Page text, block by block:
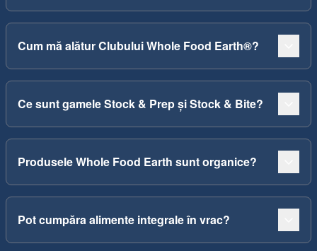
Cum mă alătur Clubului Whole Food Earth®?
Ce sunt gamele Stock & Prep și Stock & Bite?
Produsele Whole Food Earth sunt organice?
Pot cumpăra alimente integrale în vrac?